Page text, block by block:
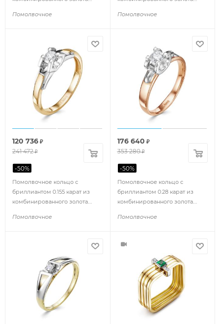
Помолвочное Помолвочное
Помолвочное кольцо с
бриллиантом 0.155 карат из
комбинированного золота
Помолвочное
120 736 ₽
241 472₽
-50%
Помолвочное кольцо с
бриллиантом 0.28 карат из
комбинированного золота
Помолвочное
176 640 ₽
353 280₽
-50%